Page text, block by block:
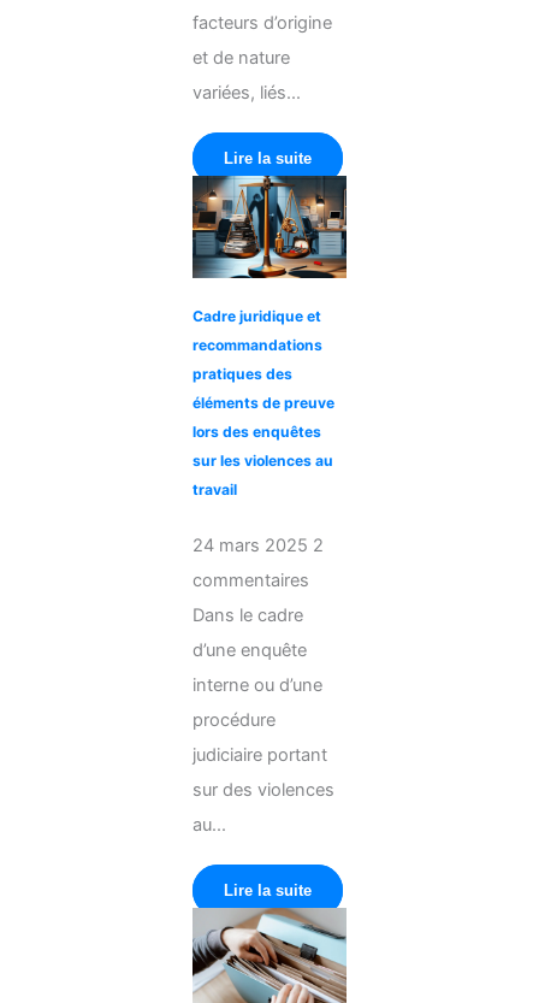
facteurs d’origine
et de nature
variées, liés...
Lire la suite
Cadre juridique et
recommandations
pratiques des
éléments de preuve
lors des enquêtes
sur les violences au
travail
24 mars 2025 2
commentaires
Dans le cadre
d’une enquête
interne ou d’une
procédure
judiciaire portant
sur des violences
au...
Lire la suite